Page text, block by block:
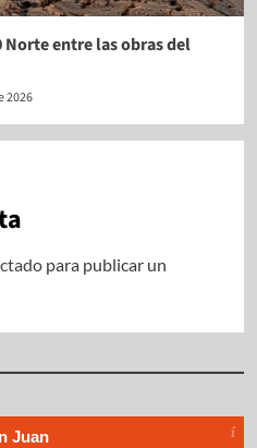
entre las obras del
2026
para publicar un
Juan